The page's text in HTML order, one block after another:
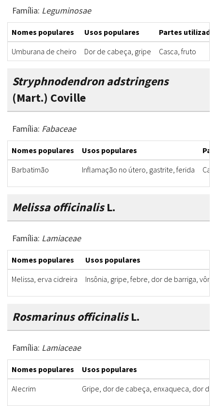
Família: Leguminosae
Nomes populares Usos populares
Partes
Umburana de cheiro
Dor de cabeça, gripe Casca, fruto
Stryphnodendron adstringens
(Mart.) Coville
Família: Fabaceae
Nomes populares Usos populares
Barbatimão
Inflamação no útero, gastrite, ferida
Melissa officinalisL.
Família: Lamiaceae
Nomes populares
Usos populares
Melissa, erva cidreira
Insônia, gripe, febre, dor de barriga,
Rosmarinus officinalisL.
Família: Lamiaceae
Nomes populares
Usos populares
Alecrim
Gripe, dor de cabeça, enxaqueca, dor de